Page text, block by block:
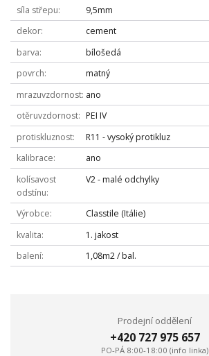
síla střepu
9,5mm
dekor
cement
barva
bílošedá
povrch
matný
mrazuvzdornost ano
otěruvzdornost
PEI IV
protiskluznost
R11 - vysoký protikluz
kalibrace
ano
kolísavost
odstínu
V2 - malé odchylky
Výrobce
Classtile (Itálie)
kvalita
1. jakost
balení
1,08m2 / bal.
Prodejní oddělení
+420 727 975 657
PO-PÁ 8:00-18:00 (info linka)